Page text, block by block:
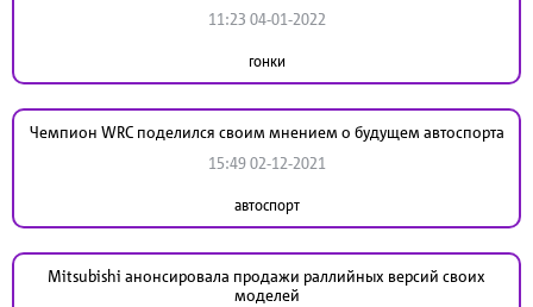
11:23 04-01-2022
гонки
Чемпион WRC поделился своим мнением о будущем автоспорта
15:49 02-12-2021
автоспорт
Mitsubishi анонсировала продажи раллийных версий своих
моделей